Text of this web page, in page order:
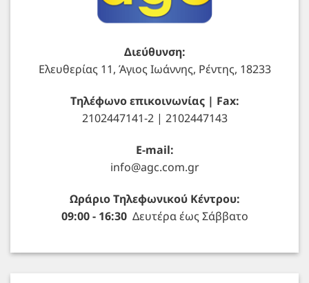
Διεύθυνση:
Ελευθερίας 11, Άγιος Ιωάννης, Ρέντης, 18233
Τηλέφωνο επικοινωνίας | Fax:
2102447141-2 | 2102447143
E-mail:
info@agc.com.gr
Ωράριο Τηλεφωνικού Κέντρου:
09:00 - 16:30Δευτέρα έως Σάββατο